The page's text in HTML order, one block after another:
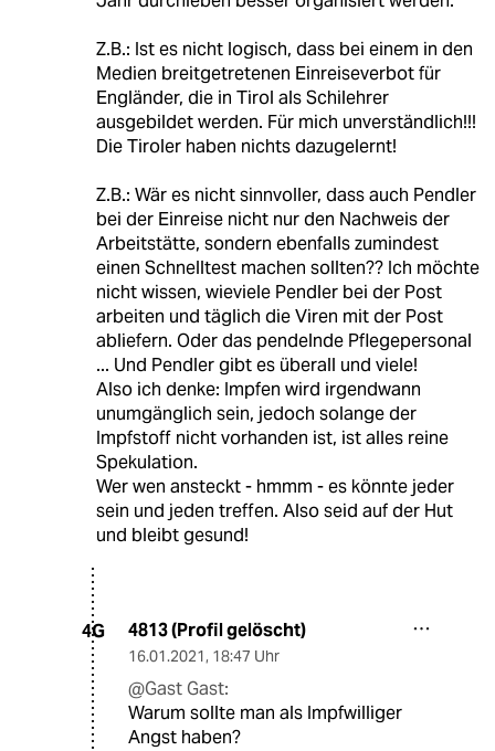
Z.B.: Ist es nicht logisch, dass bei einem in den
Medien breitgetretenen Einreiseverbot für
Engländer, die in Tirol als Schilehrer
ausgebildet werden. Für mich unverständlich!!!
Die Tiroler haben nichts dazugelernt!
Z.B.: Wär es nicht sinnvoller, dass auch Pendler
bei der Einreise nicht nur den Nachweis der
Arbeitstätte, sondern ebenfalls zumindest
einen Schnelltest machen sollten?? Ich möchte
nicht wissen, wieviele Pendler bei der Post
arbeiten und täglich die Viren mit der Post
abliefern. Oder das pendelnde Pflegepersonal
... Und Pendler gibt es überall und viele!
Also ich denke: Impfen wird irgendwann
unumgänglich sein, jedoch solange der
Impfstoff nicht vorhanden ist, ist alles reine
Spekulation.
Wer wen ansteckt - hmmm - es könnte jeder
sein und jeden treffen. Also seid auf der Hut
und bleibt gesund!
4G 4813 (Profil gelöscht)
16.01.2021, 18:47 Uhr
@Gast Gast:
Warum sollte man als Impfwilliger
Angst haben?